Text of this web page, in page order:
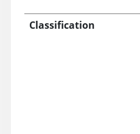
Classification